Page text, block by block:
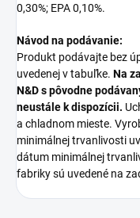
0,30%; EPA 0,10%.
Návod na podávanie:
Produkt podávajte bez
uvedenej v tabuľke. Na
N&D s pôvodne
neustále k dispozícii.
a chladnom mieste.
minimálnej trvanlivosti
dátum minimálnej
fabriky sú uvedené na